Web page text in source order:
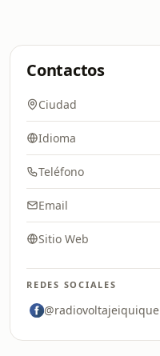
Contactos
Ciudad
Idioma
Teléfono
Email
Sitio Web
REDES SOCIALES
@radiovoltajeiquique